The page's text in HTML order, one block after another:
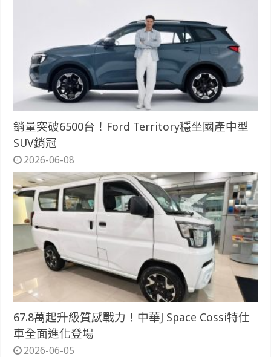
銷量突破6500台！Ford Territory穩坐國產中型
SUV銷冠
2026-06-08
67.8萬起升級質感戰力！中華J Space Cossi特仕
車全面進化登場
2026-06-05